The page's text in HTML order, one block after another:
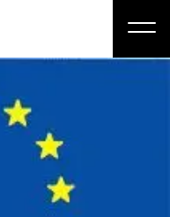
podyplomowe i kursy